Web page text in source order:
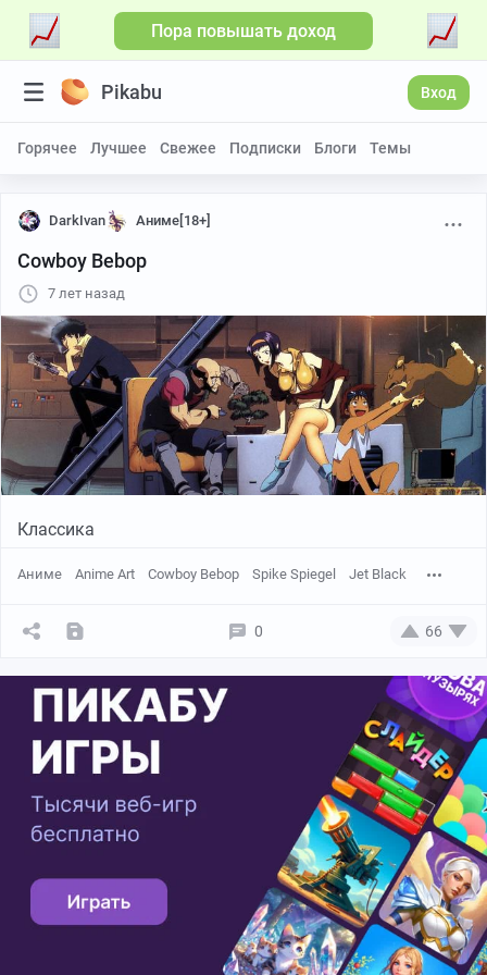
Пора повышать доход
Pikabu Вход
Горячее Лучшее Свежее Подписки Блоги Темы
DarkIvan Аниме[18+]
Cowboy Bebop
7 лет назад
Классика
Аниме Anime Art Cowboy Bebop Spike Spiegel Jet Black
0 66